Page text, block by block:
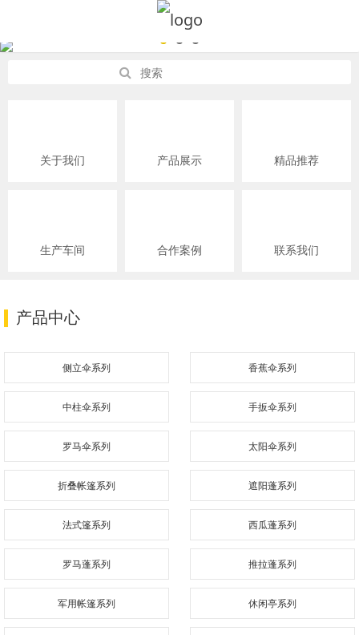
关于我们 产品展示 精品推荐
生产车间 合作案例 联系我们
产品中心
侧立伞系列 香蕉伞系列
中柱伞系列 手扳伞系列
罗马伞系列 太阳伞系列
折叠帐篷系列 遮阳蓬系列
法式篷系列 西瓜蓬系列
罗马蓬系列 推拉蓬系列
军用帐篷系列 休闲亭系列